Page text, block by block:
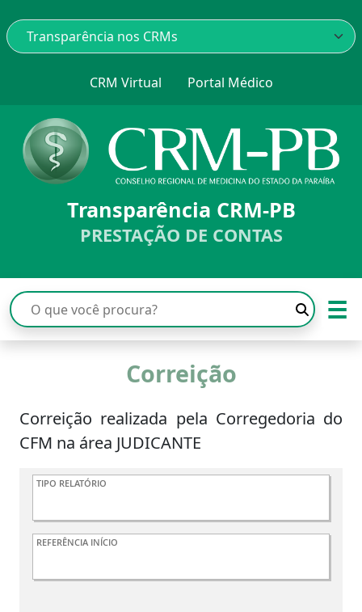
CRM Virtual Portal Médico
Transparência CRM-PB
PRESTAÇÃO DE CONTAS
☰
Correição
Correição realizada pela Corregedoria do
CFM na área JUDICANTE